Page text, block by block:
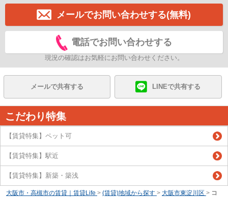
メールでお問い合わせする(無料)
電話でお問い合わせする
現況の確認はお気軽にお問い合わせください。
メールで共有する LINEで共有する
こだわり特集
【賃貸特集】ペット可
【賃貸特集】駅近
【賃貸特集】新築・築浅
大阪市・高槻市の賃貸｜賃貸Life > (賃貸)地域から探す > 大阪市東淀川区 > コ